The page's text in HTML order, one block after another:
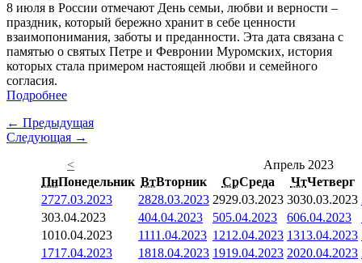
8 июля в России отмечают День семьи, любви и верности –
праздник, который бережно хранит в себе ценности
взаимопонимания, заботы и преданности. Эта дата связана с
памятью о святых Петре и Февронии Муромских, история
которых стала примером настоящей любви и семейного
согласия.
Подробнее
← Предыдущая
Следующая →
<
Апрель 2023
ПнПонедельник ВтВторник СрСреда ЧтЧетверг
2727.03.2023 2828.03.2023 2929.03.2023 3030.03.2023
303.04.2023 404.04.2023 505.04.2023 606.04.2023
1010.04.2023 1111.04.2023 1212.04.2023 1313.04.2023
1717.04.2023 1818.04.2023 1919.04.2023 2020.04.2023